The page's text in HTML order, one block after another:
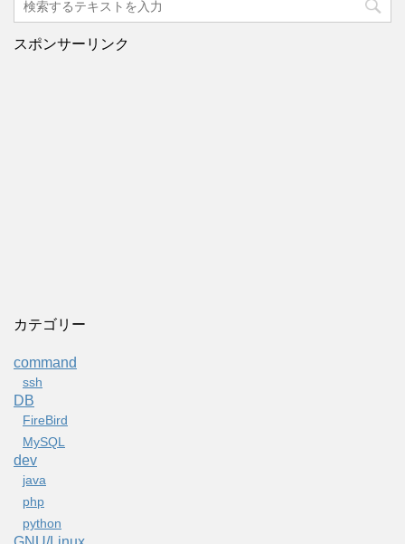
スポンサーリンク
カテゴリー
command
ssh
DB
FireBird
MySQL
dev
java
php
python